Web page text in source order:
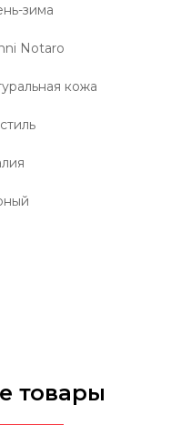
зима
Notaro
кожа
товары